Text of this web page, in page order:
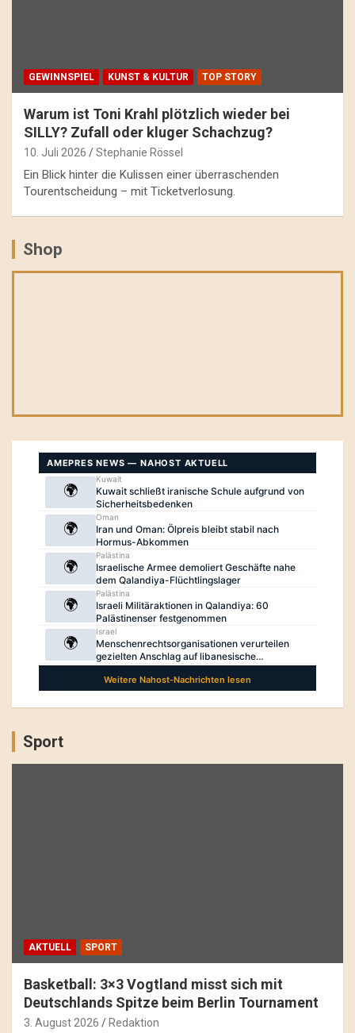
GEWINNSPIEL KUNST & KULTUR TOP STORY
Warum ist Toni Krahl plötzlich wieder bei
SILLY? Zufall oder kluger Schachzug?
10. Juli 2026 Stephanie Rössel
Ein Blick hinter die Kulissen einer überraschenden
Tourentscheidung – mit Ticketverlosung.
Shop
Sport
AKTUELL SPORT
Basketball: 3×3 Vogtland misst sich mit
Deutschlands Spitze beim Berlin Tournament
3. August 2026 Redaktion